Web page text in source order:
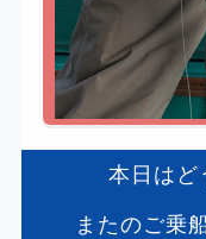
本日はど
またのご乗